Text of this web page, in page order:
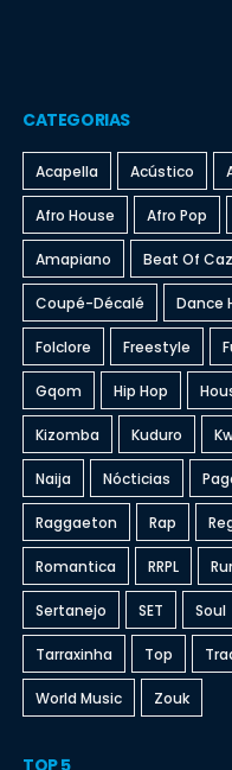
CATEGORIAS
Acapella Acústico
Afro House Afro Pop
Amapiano Beat Of
Coupé-Décalé Dance
Folclore Freestyle
Gqom Hip Hop
Kizomba Kuduro
Naija Nócticias
Raggaeton Rap
Romantica RRPL
Sertanejo SET Soul
Tarraxinha Top
World Music Zouk